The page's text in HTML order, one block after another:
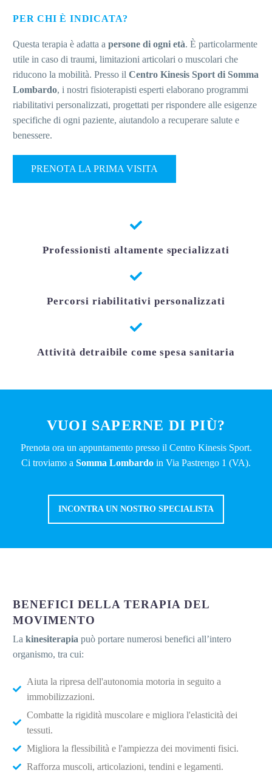
PER CHI È INDICATA?
Questa terapia è adatta a persone di ogni età. È particolarmente
utile in caso di traumi, limitazioni articolari o muscolari che
riducono la mobilità. Presso il Centro Kinesis Sport di Somma
Lombardo, i nostri fisioterapisti esperti elaborano programmi
riabilitativi personalizzati, progettati per rispondere alle esigenze
specifiche di ogni paziente, aiutandolo a recuperare salute e
benessere.
PRENOTA LA PRIMA VISITA
Professionisti altamente specializzati
Percorsi riabilitativi personalizzati
Attività detraibile come spesa sanitaria
VUOI SAPERNE DI PIÙ?
Prenota ora un appuntamento presso il Centro Kinesis Sport.
Ci troviamo a Somma Lombardo in Via Pastrengo 1 (VA).
INCONTRA UN NOSTRO SPECIALISTA
BENEFICI DELLA TERAPIA DEL
MOVIMENTO
La kinesiterapia può portare numerosi benefici all’intero
organismo, tra cui:
Aiuta la ripresa dell'autonomia motoria in seguito a
immobilizzazioni.
Combatte la rigidità muscolare e migliora l'elasticità dei
tessuti.
Migliora la flessibilità e l'ampiezza dei movimenti fisici.
Rafforza muscoli, articolazioni, tendini e legamenti.